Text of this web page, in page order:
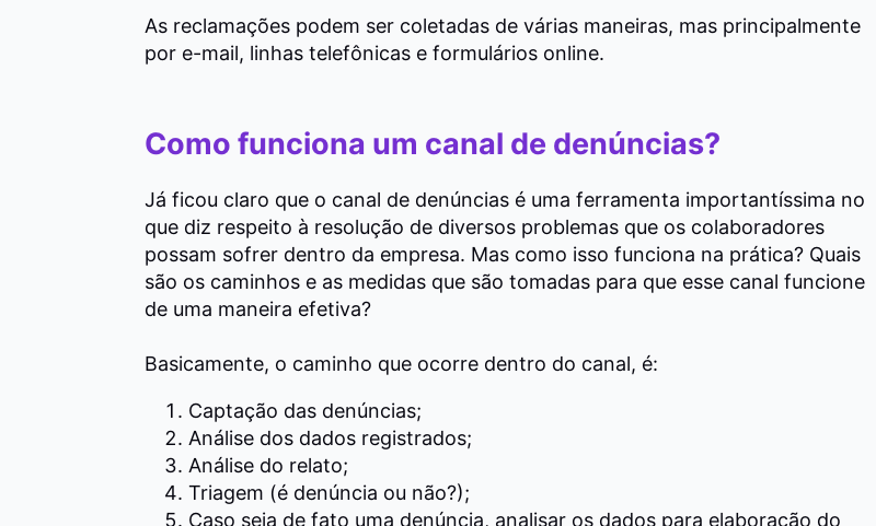
As reclamações podem ser coletadas de várias maneiras, mas principalmente
por e-mail, linhas telefônicas e formulários online.
Como funciona um canal de denúncias?
Já ficou claro que o canal de denúncias é uma ferramenta importantíssima no
que diz respeito à resolução de diversos problemas que os colaboradores
possam sofrer dentro da empresa. Mas como isso funciona na prática? Quais
são os caminhos e as medidas que são tomadas para que esse canal funcione
de uma maneira efetiva?
Basicamente, o caminho que ocorre dentro do canal, é:
Captação das denúncias;
Análise dos dados registrados;
Análise do relato;
Triagem (é denúncia ou não?);
Caso seja de fato uma denúncia, analisar os dados para elaboração do